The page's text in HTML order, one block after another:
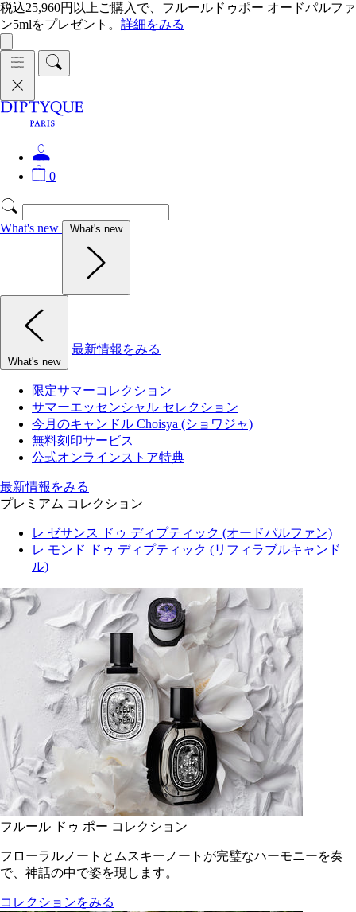
税込25,960円以上ご購入で、フルールドゥポー オードパルファ
ン5mlをプレゼント。 詳細をみる
0
What's new What's new
What's new
最新情報をみる
限定サマーコレクション
サマーエッセンシャル セレクション
今月のキャンドル Choisya (ショワジャ)
無料刻印サービス
公式オンラインストア特典
最新情報をみる
プレミアム コレクション
レ ゼサンス ドゥ ディプティック (オードパルファン)
レ モンド ドゥ ディプティック (リフィラブルキャンド
ル)
フルール ドゥ ポー コレクション
フローラルノートとムスキーノートが完璧なハーモニーを奏
で、神話の中で姿を現します。
コレクションをみる